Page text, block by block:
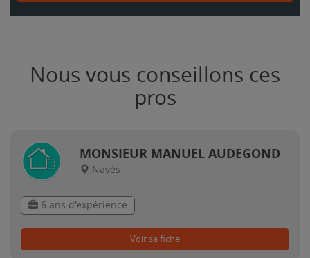
Nous vous conseillons ces
pros
MONSIEUR MANUEL AUDEGOND
Navès
6 ans d'expérience
Voir sa fiche